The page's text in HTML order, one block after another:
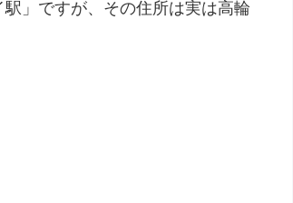
」ですが、その住所は実は高輪